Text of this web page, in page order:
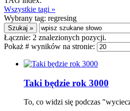
Wszystkie tagi »
Wybrany tag: regresing
Łącznie: 2 znalezionych pozycji.
Pokaż # wyników na stronie:
Taki będzie rok 3000
To, co widzi się podczas